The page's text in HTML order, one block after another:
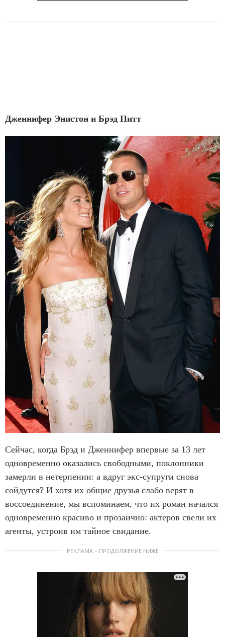
Дженнифер Энистон и Брэд Питт
Сейчас, когда Брэд и Дженнифер впервые за 13 лет
одновременно оказались свободными, поклонники
замерли в нетерпении: а вдруг экс-супруги снова
сойдутся? И хотя их общие друзья слабо верят в
воссоединение, мы вспоминаем, что их роман начался
одновременно красиво и прозаично: актеров свели их
агенты, устроив им тайное свидание.
РЕКЛАМА – ПРОДОЛЖЕНИЕ НИЖЕ